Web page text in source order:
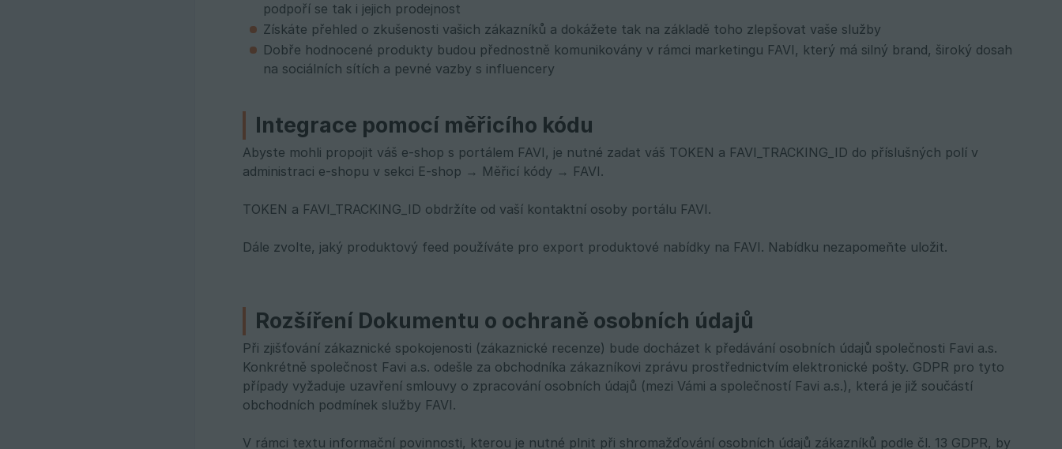
podpoří se tak i jejich prodejnost
Získáte přehled o zkušenosti vašich zákazníků a dokážete tak na základě toho zlepšovat vaše služby
Dobře hodnocené produkty budou přednostně komunikovány v rámci marketingu FAVI, který má silný brand, široký dosah
na sociálních sítích a pevné vazby s influencery
Integrace pomocí měřicího kódu
Abyste mohli propojit váš e-shop s portálem FAVI, je nutné zadat váš TOKEN a FAVI_TRACKING_ID do příslušných polí v
administraci e-shopu v sekci E-shop → Měřicí kódy → FAVI.
TOKEN a FAVI_TRACKING_ID obdržíte od vaší kontaktní osoby portálu FAVI.
Dále zvolte, jaký produktový feed používáte pro export produktové nabídky na FAVI. Nabídku nezapomeňte uložit.
Rozšíření Dokumentu o ochraně osobních údajů
Při zjišťování zákaznické spokojenosti (zákaznické recenze) bude docházet k předávání osobních údajů společnosti Favi a.s.
Konkrétně společnost Favi a.s. odešle za obchodníka zákazníkovi zprávu prostřednictvím elektronické pošty. GDPR pro tyto
případy vyžaduje uzavření smlouvy o zpracování osobních údajů (mezi Vámi a společností Favi a.s.), která je již součástí
obchodních podmínek služby FAVI.
V rámci textu informační povinnosti, kterou je nutné plnit při shromažďování osobních údajů zákazníků podle čl. 13 GDPR, by